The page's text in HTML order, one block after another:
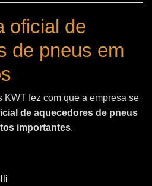
oficial de
de pneus em
KWT fez com que a empresa se
de aquecedores de pneus
importantes.